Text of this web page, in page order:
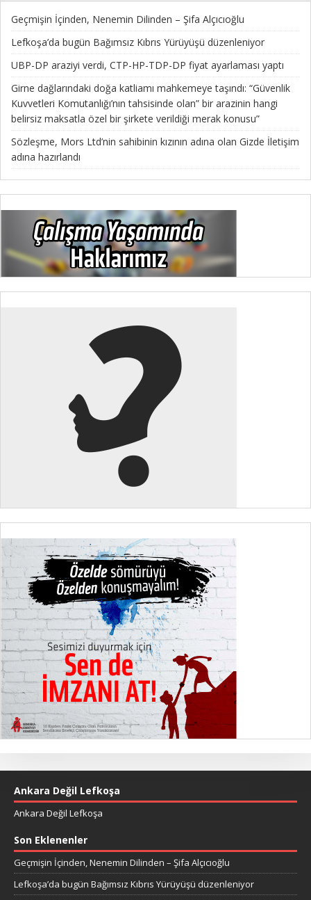
Geçmişin İçinden, Nenemin Dilinden – Şifa Alçıcıoğlu
Lefkoşa’da bugün Bağımsız Kıbrıs Yürüyüşü düzenleniyor
UBP-DP araziyi verdi, CTP-HP-TDP-DP fiyat ayarlaması yaptı
Girne dağlarındaki doğa katliamı mahkemeye taşındı: “Güvenlik
Kuvvetleri Komutanlığı’nın tahsisinde olan” bir arazinin hangi
belirsiz maksatla özel bir şirkete verildiği merak konusu”
Sözleşme, Mors Ltd’nin sahibinin kızının adına olan Gizde İletişim
adına hazırlandı
Ankara Değil Lefkoşa
Ankara Değil Lefkoşa
Son Eklenenler
Geçmişin İçinden, Nenemin Dilinden – Şifa Alçıcıoğlu
Lefkoşa’da bugün Bağımsız Kıbrıs Yürüyüşü düzenleniyor